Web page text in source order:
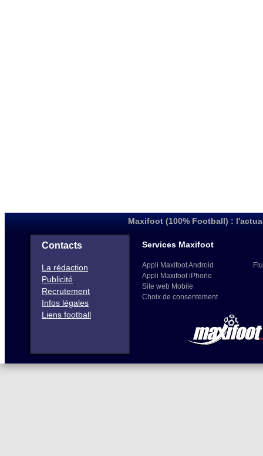
Maxifoot (100% Football) :
Contacts
La rédaction
Publicité
Recrutement
Infos légales
Liens football
Services Maxifoot
Appli Maxifoot Android
Appli Maxifoot iPhone
Site web Mobile
Choix de consentement